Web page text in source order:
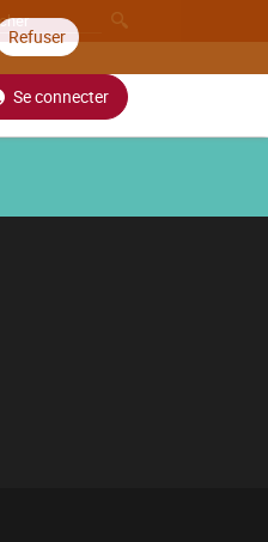
Refuser
Se connecter